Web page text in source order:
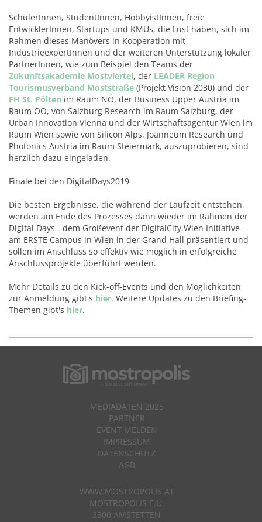
SchülerInnen, StudentInnen, HobbyistInnen, freie
EntwicklerInnen, Startups und KMUs, die Lust haben, sich im
Rahmen dieses Manövers in Kooperation mit
IndustrieexpertInnen und der weiteren Unterstützung lokaler
PartnerInnen, wie zum Beispiel den Teams der
Zukunftsakademie Mostviertel, der LEADER Region
Tourismusverband Moststraße (Projekt Vision 2030) und der
FH St. Pölten im Raum NÖ, der Business Upper Austria im
Raum OÖ, von Salzburg Research im Raum Salzburg, der
Urban Innovation Vienna und der Wirtschaftsagentur Wien im
Raum Wien sowie von Silicon Alps, Joanneum Research und
Photonics Austria im Raum Steiermark, auszuprobieren, sind
herzlich dazu eingeladen.
Finale bei den DigitalDays2019
Die besten Ergebnisse, die während der Laufzeit entstehen,
werden am Ende des Prozesses dann wieder im Rahmen der
Digital Days - dem Großevent der DigitalCity.Wien Initiative -
am ERSTE Campus in Wien in der Grand Hall präsentiert und
sollen im Anschluss so effektiv wie möglich in erfolgreiche
Anschlussprojekte überführt werden.
Mehr Details zu den Kick-off-Events und den Möglichkeiten
zur Anmeldung gibt's hier. Weitere Updates zu den Briefing-
Themen gibt's hier.
MEDIADATEN 2025
PARTNER
EVENT MELDEN
IMPRESSUM
DATENSCHUTZ
AGB
WWW.MOSTROPOLIS.AT
MOSTROPOLIS E.U.
3300 AMSTETTEN